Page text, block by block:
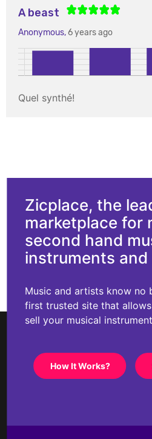
A beast
Anonymous,6 years ago
Quel synthé!
Zicplace, the
marketplace for
second hand
instruments and
Music and artists know no
first trusted site that
sell your musical
How It Works?